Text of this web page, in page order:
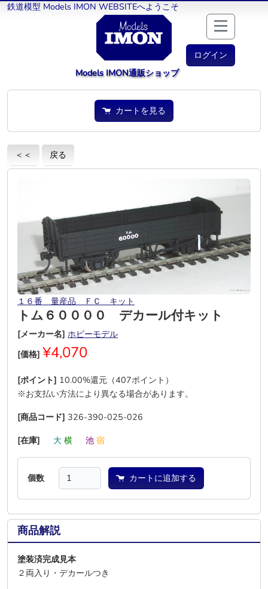
鉄道模型 Models IMON WEBSITEへようこそ
ログイン
Models IMON通販ショップ
カートを見る
＜＜ 戻る
１６番 量産品 ＦＣ キット
トム６００００ デカール付キット
[メーカー名] ホビーモデル
[価格] ¥4,070
[ポイント] 10.00%還元（407ポイント）
※お支払い方法により異なる場合があります。
[商品コード] 326-390-025-026
[在庫]
大 横 池 宿
個数 カートに追加する
商品解説
塗装済完成見本
２両入り・デカールつき